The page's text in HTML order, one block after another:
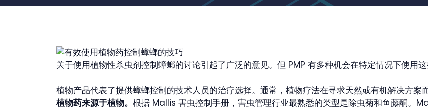
关于使用植物性杀虫剂控制蟑螂的讨论引起了广泛的意见。但 PMP 有多种机会在特定情况下使用这
植物产品代表了提供蟑螂控制的技术人员的治疗选择。通常，植物疗法在寻求天然或有机解决方案
植物药来源于植物。 根据 Mallis 害虫控制手册，害虫管理行业最熟悉的类型是除虫菊和鱼藤酮。